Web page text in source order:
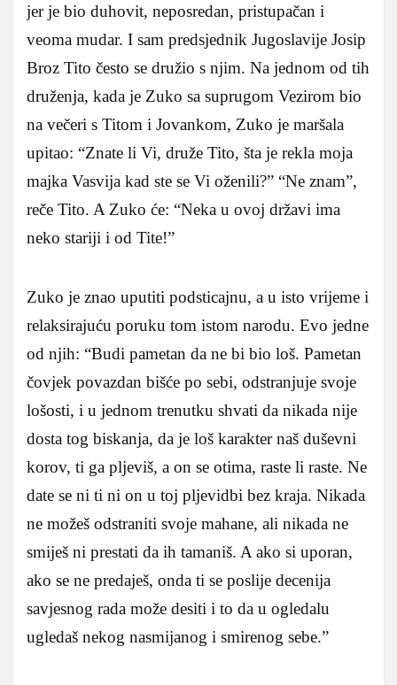
jer je bio duhovit, neposredan, pristupačan i
veoma mudar. I sam predsjednik Jugoslavije Josip
Broz Tito često se družio s njim. Na jednom od tih
druženja, kada je Zuko sa suprugom Vezirom bio
na večeri s Titom i Jovankom, Zuko je maršala
upitao: “Znate li Vi, druže Tito, šta je rekla moja
majka Vasvija kad ste se Vi oženili?” “Ne znam”,
reče Tito. A Zuko će: “Neka u ovoj državi ima
neko stariji i od Tite!”
Zuko je znao uputiti podsticajnu, a u isto vrijeme i
relaksirajuću poruku tom istom narodu. Evo jedne
od njih: “Budi pametan da ne bi bio loš. Pametan
čovjek povazdan bišće po sebi, odstranjuje svoje
lošosti, i u jednom trenutku shvati da nikada nije
dosta tog biskanja, da je loš karakter naš duševni
korov, ti ga pljeviš, a on se otima, raste li raste. Ne
date se ni ti ni on u toj pljevidbi bez kraja. Nikada
ne možeš odstraniti svoje mahane, ali nikada ne
smiješ ni prestati da ih tamaniš. A ako si uporan,
ako se ne predaješ, onda ti se poslije decenija
savjesnog rada može desiti i to da u ogledalu
ugledaš nekog nasmijanog i smirenog sebe.”